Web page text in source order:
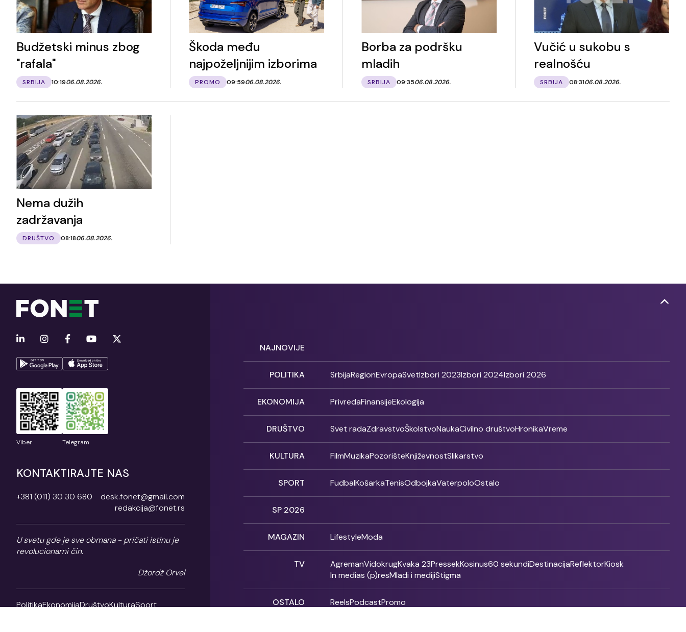
Budžetski minus zbog
"rafala"
SRBIJA 10:1906.08.2026.
Škoda među
najpoželjnijim izborima
PROMO 09:5906.08.2026.
Borba za podršku
mladih
SRBIJA 09:3506.08.2026.
Vučić u sukobu s
realnošću
SRBIJA 08:3106.08.2026.
Nema dužih
zadržavanja
DRUŠTVO 08:1806.08.2026.
Viber Telegram
KONTAKTIRAJTE NAS
+381 (011) 30 30 680
desk.fonet@gmail.com
redakcija@fonet.rs
U svetu gde je sve obmana - pričati istinu je
revolucionarni čin.
Džordž Orvel
PolitikaEkonomijaDruštvoKulturaSport
NAJNOVIJE
POLITIKA SrbijaRegionEvropaSvetIzbori 2023Izbori 2024Izbori 2026
EKONOMIJA PrivredaFinansijeEkologija
DRUŠTVO Svet radaZdravstvoŠkolstvoNaukaCivilno društvoHronikaVreme
KULTURA FilmMuzikaPozorišteKnjiževnostSlikarstvo
SPORT FudbalKošarkaTenisOdbojkaVaterpoloOstalo
SP 2026
MAGAZIN LifestyleModa
TV AgremanVidokrugKvaka 23PressekKosinus60 sekundiDestinacijaReflektorKiosk
In medias (p)resMladi i medijiStigma
OSTALO ReelsPodcastPromo